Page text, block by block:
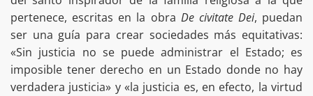
pertenece, escritas en la obra De civitate Dei, puedan
ser una guía para crear sociedades más equitativas:
«Sin justicia no se puede administrar el Estado; es
imposible tener derecho en un Estado donde no hay
verdadera justicia» y «la justicia es, en efecto, la virtud